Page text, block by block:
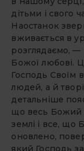
дітьми і свого
Наостанок
вживається в
розглядаємо, —
Божої любові.
Господь Своїм
людей, а й
детальніше
що весь Божий
землі і все, що
оновлено,
який Господь